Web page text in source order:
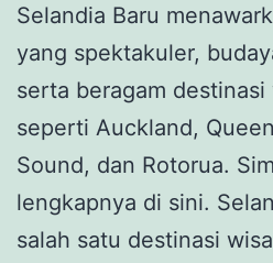
Selandia Baru
yang spektakuler,
serta beragam
seperti Auckland,
Sound, dan Rotorua.
lengkapnya di sini.
salah satu destinasi